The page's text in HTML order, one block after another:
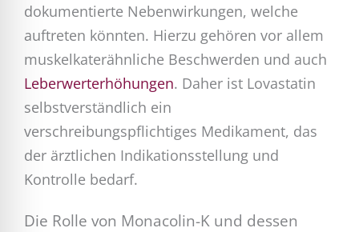
dokumentierte Nebenwirkungen, welche
auftreten könnten. Hierzu gehören vor allem
muskelkaterähnliche Beschwerden und auch
Leberwerterhöhungen. Daher ist Lovastatin
selbstverständlich ein
verschreibungspflichtiges Medikament, das
der ärztlichen Indikationsstellung und
Kontrolle bedarf.
Die Rolle von Monacolin-K und dessen